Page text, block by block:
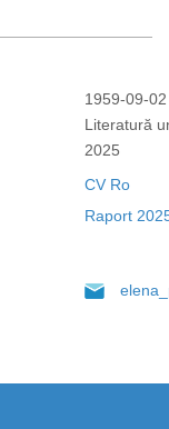
1959-09-02
Literatură
2025
CV Ro
Raport